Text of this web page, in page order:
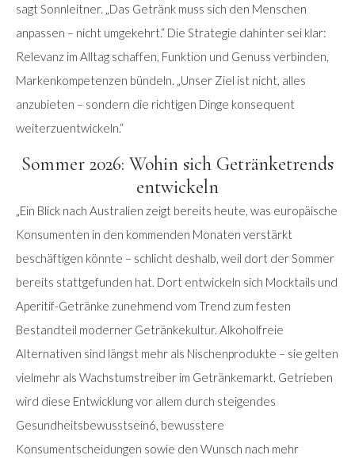
sagt Sonnleitner. „Das Getränk muss sich den Menschen
anpassen – nicht umgekehrt.“ Die Strategie dahinter sei klar:
Relevanz im Alltag schaffen, Funktion und Genuss verbinden,
Markenkompetenzen bündeln. „Unser Ziel ist nicht, alles
anzubieten – sondern die richtigen Dinge konsequent
weiterzuentwickeln.“
Sommer 2026: Wohin sich Getränketrends
entwickeln
„Ein Blick nach Australien zeigt bereits heute, was europäische
Konsumenten in den kommenden Monaten verstärkt
beschäftigen könnte – schlicht deshalb, weil dort der Sommer
bereits stattgefunden hat. Dort entwickeln sich Mocktails und
Aperitif-Getränke zunehmend vom Trend zum festen
Bestandteil moderner Getränkekultur. Alkoholfreie
Alternativen sind längst mehr als Nischenprodukte – sie gelten
vielmehr als Wachstumstreiber im Getränkemarkt. Getrieben
wird diese Entwicklung vor allem durch steigendes
Gesundheitsbewusstsein6, bewusstere
Konsumentscheidungen sowie den Wunsch nach mehr